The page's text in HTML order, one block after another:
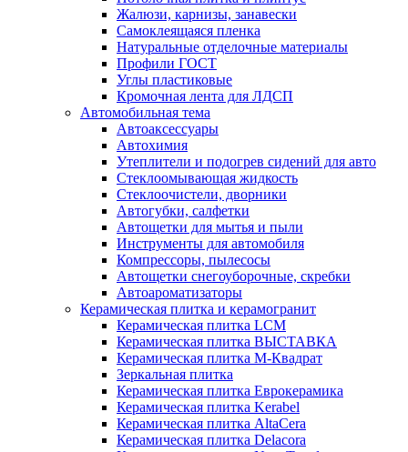
Жалюзи, карнизы, занавески
Самоклеящаяся пленка
Натуральные отделочные материалы
Профили ГОСТ
Углы пластиковые
Кромочная лента для ЛДСП
Автомобильная тема
Автоаксессуары
Автохимия
Утеплители и подогрев сидений для авто
Стеклоомывающая жидкость
Стеклоочистели, дворники
Автогубки, салфетки
Автощетки для мытья и пыли
Инструменты для автомобиля
Компрессоры, пылесосы
Автощетки снегоуборочные, скребки
Автоароматизаторы
Керамическая плитка и керамогранит
Керамическая плитка LCM
Керамическая плитка ВЫСТАВКА
Керамическая плитка М-Квадрат
Зеркальная плитка
Керамическая плитка Еврокерамика
Керамическая плитка Kerabel
Керамическая плитка AltaCera
Керамическая плитка Delacora